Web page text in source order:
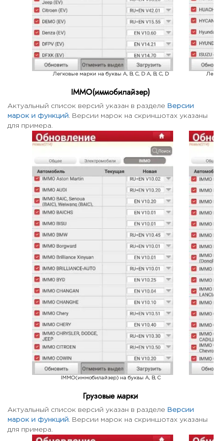
Легковые марки на буквы A, B, C, D A, B, C, D
IMMO(иммобилайзер)
Актуальный список версий указан в разделе Версии
марок и функций . Версии марок на скриншотах указаны
для примера.
IMMO(иммобилайзер) на буквы A, B, C
Грузовые марки
Актуальный список версий указан в разделе Версии
марок и функций . Версии марок на скриншотах указаны
для примера.